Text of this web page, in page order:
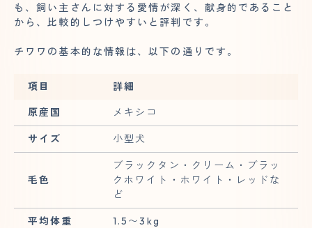
も、飼い主さんに対する愛情が深く、献身的であること
から、比較的しつけやすいと評判です。
チワワの基本的な情報は、以下の通りです。
項目 詳細
原産国 メキシコ
サイズ 小型犬
毛色
ブラックタン・クリーム・ブラッ
クホワイト・ホワイト・レッドな
ど
平均体重 1.5〜3kg